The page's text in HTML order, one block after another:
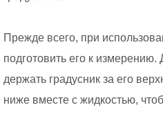
Прежде всего, при
подготовить его к измерению.
держать градусник за его
ниже вместе с жидкостью,